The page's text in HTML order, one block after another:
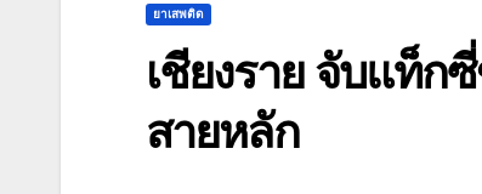
ยาเสพติด
เชียงราย จับแท็ก
สายหลัก